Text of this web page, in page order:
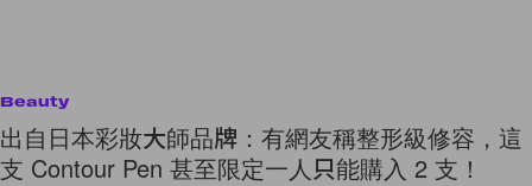
Beauty
出自日本彩妝大師品牌：有網友稱整形級修容，這
支 Contour Pen 甚至限定一人只能購入 2 支！